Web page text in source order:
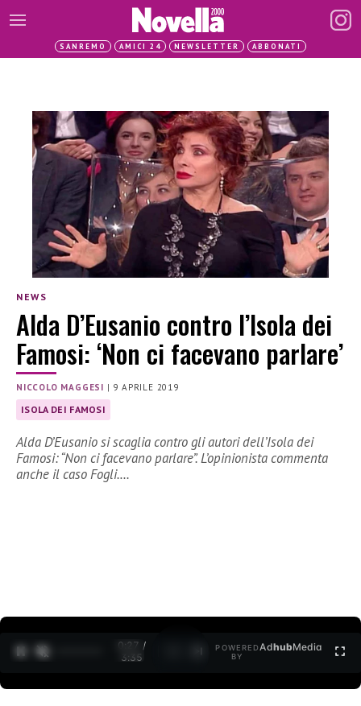
SANREMO AMICI 24 NEWSLETTER ABBONATI
NEWS
Alda D’Eusanio contro l’Isola dei
Famosi: ‘Non ci facevano parlare’
NICCOLO MAGGESI | 9 APRILE 2019
ISOLA DEI FAMOSI
Alda D’Eusanio si scaglia contro gli autori dell’Isola dei
Famosi: “Non ci facevano parlare”. L’opinionista commenta
anche il caso Fogli.…
0:27 /
3:35
POWERED
BY
AdhubMedia